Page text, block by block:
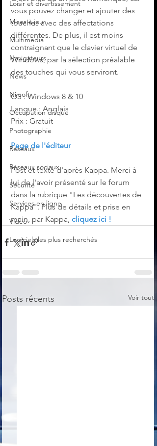
Loisir et divertissement
Mises à jour
Multimedia
Navigateurs
News
Nirsoft
Occupation disque
Photographie
Réseaux
Réseaux sociaux
Sécurité
Services en ligne
Video
Logiciels les plus recherchés
vous pouvez changer et ajouter des
touches avec des affectations
différentes. De plus, il est moins
contraignant que le clavier virtuel de
Windows, par la sélection préalable
des touches qui vous serviront.
OS : Windows 8 & 10
Langue : Anglais
Prix : Gratuit
Page de l'éditeur
Post et texte d'après Kappa. Merci à
lui de l'avoir présenté sur le forum
dans la rubrique "Les découvertes de
Kappa". Plus de détails et prise en
main, par Kappa, cliquez ici !
Posts récents Voir tout